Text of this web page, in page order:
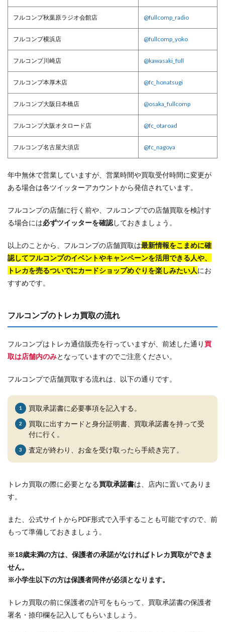
フルコンプ秋葉原ラジオ会館店 @fullcomp_radio
フルコンプ横浜店 @fullcomp_yoko
フルコンプ川崎店 @kawasaki_full
フルコンプ本厚木店 @fc_honatsugi
フルコンプ大阪日本橋店 @osaka_fullcomp
フルコンプ大阪オタロード店 @fc_otaroad
フルコンプ名古屋大須店 @fc_nagoya
年中無休で営業していますが、営業時間や買取受付時間に変更が
ある場合は各ツイッターアカウントから発信されています。
フルコンプの店舗に行く前や、フルコンプでの店舗買取を検討す
る場合には必ずツイッターを確認しておきましょう。
以上のことから、フルコンプの店舗買取は最新情報をこまめに確
認してフルコンプのイベントやキャンペーンを活用できる人や、
トレカを売るついでにカードショップめぐりを楽しみたい人にお
すすめです。
フルコンプのトレカ買取の流れ
フルコンプはトレカ通信販売を行っていますが、前述した通り 買
取は店舗内のみとなっていますのでご注意ください。
フルコンプで店舗買取する流れは、以下の通りです。
買取承諾書に必要事項を記入する。
買取に出すカードと身分証明書、買取承諾書を持って受
付に行く。
査定が終わり、お金を受け取ったら手続き完了。
トレカ買取の際に必要となる買取承諾書は、店内に置いてありま
す。
また、公式サイトからPDF形式で入手することも可能ですので、前
もって準備しておきましょう。
※18歳未満の方は、保護者の承諾がなければトレカ買取ができま
せん。
※小学生以下の方は保護者同伴が必須となります。
トレカ買取の前に保護者の許可をもらって、買取承諾書の保護者
署名・捺印欄を記入してもらいましょう。